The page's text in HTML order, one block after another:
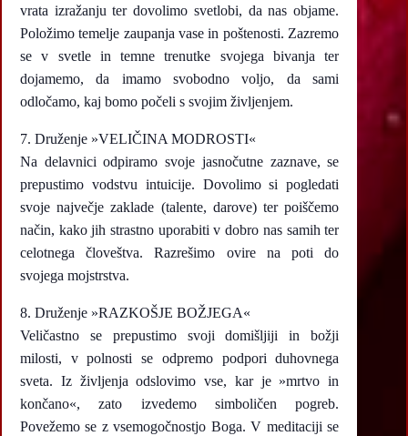
vrata izražanju ter dovolimo svetlobi, da nas objame.
Položimo temelje zaupanja vase in poštenosti. Zazremo
se v svetle in temne trenutke svojega bivanja ter
dojamemo, da imamo svobodno voljo, da sami
odločamo, kaj bomo počeli s svojim življenjem.
7. Druženje »VELIČINA MODROSTI«
Na delavnici odpiramo svoje jasnočutne zaznave, se
prepustimo vodstvu intuicije. Dovolimo si pogledati
svoje največje zaklade (talente, darove) ter poiščemo
način, kako jih strastno uporabiti v dobro nas samih ter
celotnega človeštva. Razrešimo ovire na poti do
svojega mojstrstva.
8. Druženje »RAZKOŠJE BOŽJEGA«
Veličastno se prepustimo svoji domišljiji in božji
milosti, v polnosti se odpremo podpori duhovnega
sveta. Iz življenja odslovimo vse, kar je »mrtvo in
končano«, zato izvedemo simboličen pogreb.
Povežemo se z vsemogočnostjo Boga. V meditaciji se